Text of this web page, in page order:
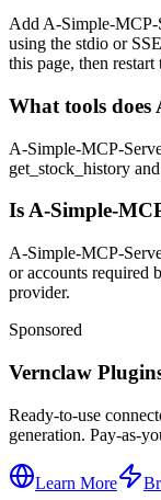
Add A-Simple-MCP-
using the stdio or
this page, then
What tools does
A-Simple-MCP-
get_stock_history
Is A-Simple-
A-Simple-MCP-
or accounts required
provider.
Sponsored
Vernclaw
Ready-to-use
generation. Pay-as-
Learn More